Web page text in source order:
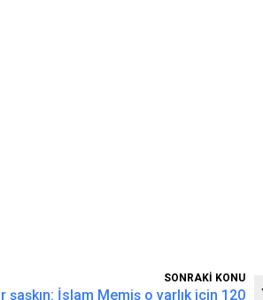
SONRAKİ KONU
şaşkın: İslam Memiş o varlık için 120